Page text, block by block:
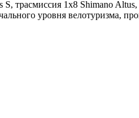
трасмиссия 1х8 Shimano
уровня велотуризма,